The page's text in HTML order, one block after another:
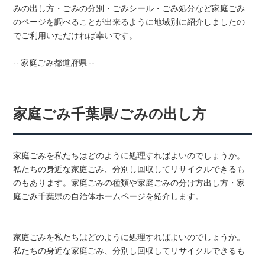
みの出し方・ごみの分別・ごみシール・ごみ処分など家庭ごみ
のページを調べることが出来るように地域別に紹介しましたの
でご利用いただければ幸いです。
-- 家庭ごみ都道府県 --
家庭ごみ千葉県/ごみの出し方
家庭ごみを私たちはどのように処理すればよいのでしょうか。
私たちの身近な家庭ごみ、分別し回収してリサイクルできるも
のもあります。家庭ごみの種類や家庭ごみの分け方出し方・家
庭ごみ千葉県の自治体ホームページを紹介します。
家庭ごみを私たちはどのように処理すればよいのでしょうか。
私たちの身近な家庭ごみ、分別し回収してリサイクルできるも